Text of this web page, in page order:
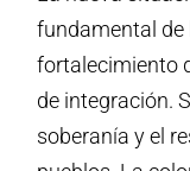
fundamental de
fortalecimiento
de integración.
soberanía y el